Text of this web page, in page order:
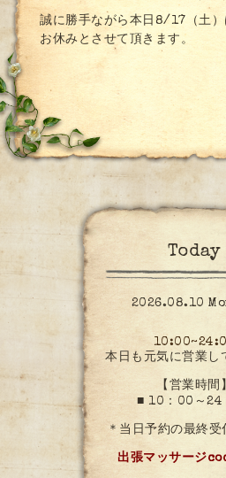
誠に勝手ながら本日8/17（土）
お休みとさせて頂きます。
Today
2026.08.10
本日も元気に営業し
【営業時間】
■ 10：00～24
＊当日予約の最終
出張マッサージ